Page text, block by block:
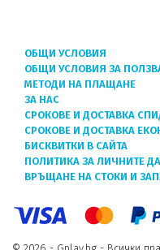
ОБЩИ УСЛОВИЯ
ОБЩИ УСЛОВИЯ ЗА
МЕТОДИ НА ПЛАЩАНЕ
ЗА НАС
СРОКОВЕ И ДОСТАВКА
СРОКОВЕ И ДОСТАВКА
БИСКВИТКИ В САЙТА
ПОЛИТИКА ЗА ЛИЧНИТЕ
ВРЪЩАНЕ НА СТОКИ И